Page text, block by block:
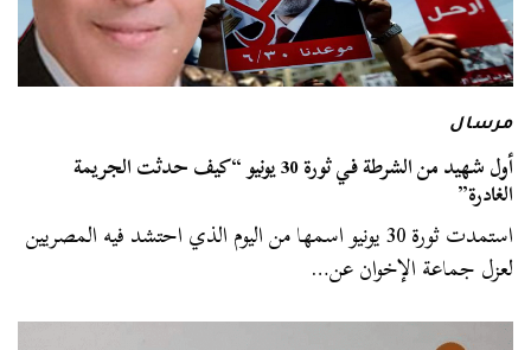
مرسال
أول شهيد من الشرطة في ثورة 30 يونيو “كيف حدثت الجريمة
الغادرة”
استمدت ثورة 30 يونيو اسمها من اليوم الذي احتشد فيه المصريين
لعزل جماعة الإخوان عن…